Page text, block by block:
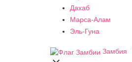
Дахаб
Марса-Алам
Эль-Гуна
Замбия